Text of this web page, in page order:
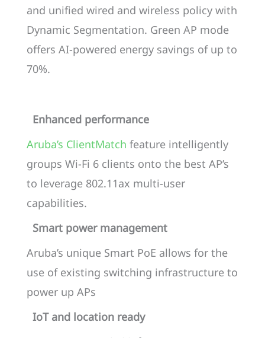
and unified wired and wireless policy with
Dynamic Segmentation. Green AP mode
offers AI-powered energy savings of up to
70%.
Enhanced performance
Aruba’s ClientMatch feature intelligently
groups Wi-Fi 6 clients onto the best AP’s
to leverage 802.11ax multi-user
capabilities.
Smart power management
Aruba’s unique Smart PoE allows for the
use of existing switching infrastructure to
power up APs
IoT and location ready